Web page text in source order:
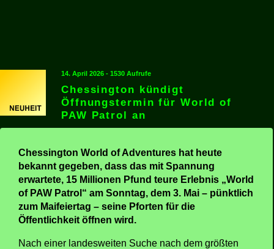
14. April 2026 - 1530 Aufrufe
Chessington kündigt
Öffnungstermin für World of
PAW Patrol an
Chessington World of Adventures hat heute
bekannt gegeben, dass das mit Spannung
erwartete, 15 Millionen Pfund teure Erlebnis „World
of PAW Patrol“ am Sonntag, dem 3. Mai – pünktlich
zum Maifeiertag – seine Pforten für die
Öffentlichkeit öffnen wird.
Nach einer landesweiten Suche nach dem größten